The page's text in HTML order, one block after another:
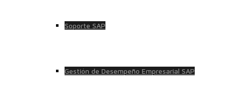
Soporte SAP
Gestión de Desempeño Empresarial SAP